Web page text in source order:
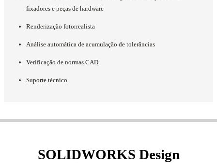
fixadores e peças de hardware
Renderização fotorrealista
Análise automática de acumulação de tolerâncias
Verificação de normas CAD
Suporte técnico
SOLIDWORKS Design